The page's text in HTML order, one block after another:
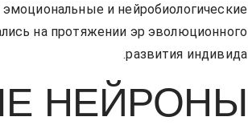
эмоциональные и нейробиологические
на протяжении эр эволюционного
развития индивида.
НЕЙРОНЫ